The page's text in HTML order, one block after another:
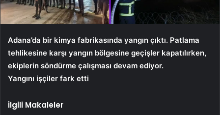
Adana’da bir kimya fabrikasında yangın çıktı. Patlama
tehlikesine karşı yangın bölgesine geçişler kapatılırken,
ekiplerin söndürme çalışması devam ediyor.
Yangını işçiler fark etti
İlgili Makaleler